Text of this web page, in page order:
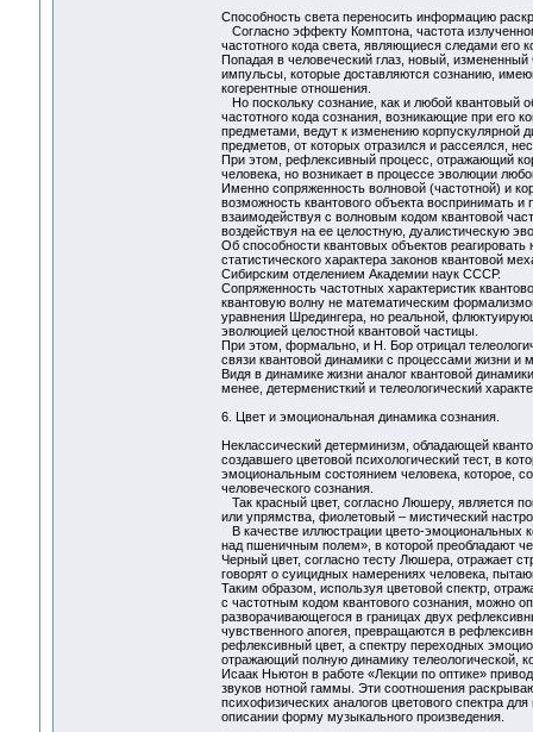
Способность света переносить информацию
Согласно эффекту Комптона, частота
частотного кода света, являющиеся следами его
Попадая в человеческий глаз, новый,
импульсы, которые доставляются сознанию,
когерентные отношения.
Но поскольку сознание, как и любой квантовый
частотного кода сознания, возникающие при его
предметами, ведут к изменению корпускулярной
предметов, от которых отразился и рассеялся,
При этом, рефлексивный процесс, отражающий
человека, но возникает в процессе эволюции
Именно сопряженность волновой (частотной) и
возможность квантового объекта воспринимать
взаимодействуя с волновым кодом квантовой
воздействуя на ее целостную, дуалистическую
Об способности квантовых объектов
статистического характера законов квантовой
Сибирским отделением Академии наук СССР.
Сопряженность частотных характеристик
квантовую волну не математическим
уравнения Шредингера, но реальной,
эволюцией целостной квантовой частицы.
При этом, формально, и Н. Бор отрицал
связи квантовой динамики с процессами жизни
Видя в динамике жизни аналог квантовой
менее, детерменисткий и телеологический
6. Цвет и эмоциональная динамика сознания.
Неклассический детерминизм, обладающей
создавшего цветовой психологический тест, в
эмоциональным состоянием человека, которое,
человеческого сознания.
Так красный цвет, согласно Люшеру, является
или упрямства, фиолетовый – мистический
В качестве иллюстрации цвето-эмоциональных
над пшеничным полем», в которой преобладают
Черный цвет, согласно тесту Люшера, отражает
говорят о суицидных намерениях человека,
Таким образом, используя цветовой спектр,
с частотным кодом квантового сознания, можно
разворачивающегося в границах двух
чувственного апогея, превращаются в
рефлексивный цвет, а спектру переходных
отражающий полную динамику телеологической,
Исаак Ньютон в работе «Лекции по оптике»
звуков нотной гаммы. Эти соотношения
психофизических аналогов цветового спектра
описании форму музыкального произведения.